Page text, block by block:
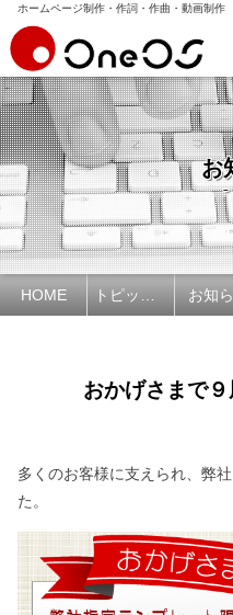
ホームページ制作・作詞・作曲・動画制作
お
-
HOME お知
おかげさまで
多くのお客様に支えられ、弊
た。